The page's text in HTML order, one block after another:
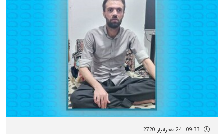
09:33 - 24 بەفرانبار 2720